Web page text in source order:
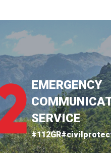
EMERGENCY
SERVICE
#112GR